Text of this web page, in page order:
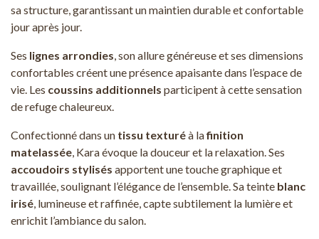
sa structure, garantissant un maintien durable et confortable
jour après jour.
Ses lignes arrondies , son allure généreuse et ses dimensions
confortables créent une présence apaisante dans l’espace de
vie. Les coussins additionnels participent à cette sensation
de refuge chaleureux.
Confectionné dans un tissu texturéà lafinition
matelassée , Kara évoque la douceur et la relaxation. Ses
accoudoirs stylisés apportent une touche graphique et
travaillée, soulignant l’élégance de l’ensemble. Sa teinte blanc
irisé , lumineuse et raffinée, capte subtilement la lumière et
enrichit l’ambiance du salon.